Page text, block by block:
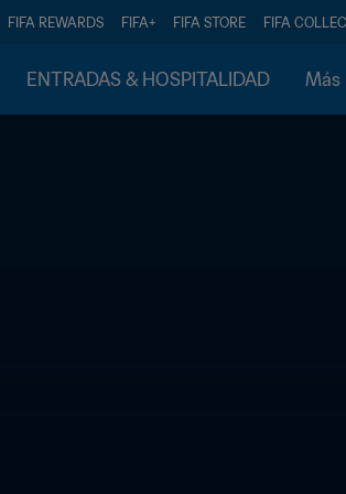
FIFA REWARDS FIFA+ FIFA STORE FIFA
ENTRADAS & HOSPITALIDAD Más